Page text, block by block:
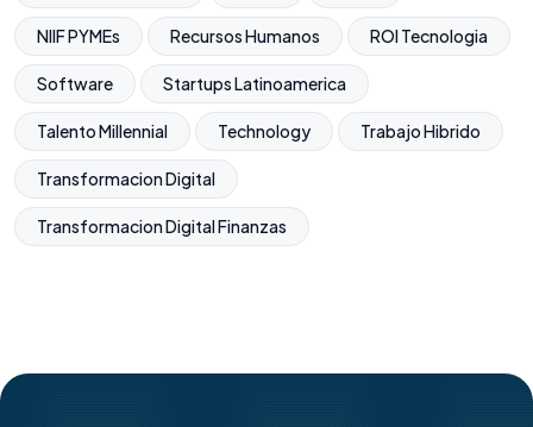
NIIF PYMEs Recursos Humanos ROI Tecnologia
Software Startups Latinoamerica
Talento Millennial Technology Trabajo Hibrido
Transformacion Digital
Transformacion Digital Finanzas